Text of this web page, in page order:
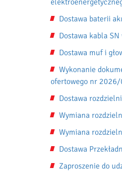
Dostawa baterii
Dostawa kabla
Dostawa muf i
Wykonanie
ofertowego nr
Dostawa
Wymiana
Wymiana
Dostawa
Zaproszenie do